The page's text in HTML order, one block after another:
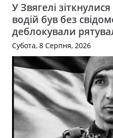
У Звягелі
водій був без
деблокували
Субота, 8 Серпня, 2026